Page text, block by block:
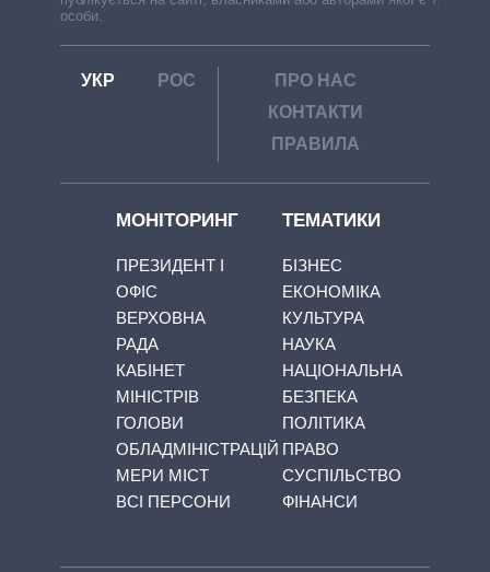
особи.
УКР РОС
ПРО НАС
КОНТАКТИ
ПРАВИЛА
МОНІТОРИНГ
ПРЕЗИДЕНТ І
ОФІС
ВЕРХОВНА
РАДА
КАБІНЕТ
МІНІСТРІВ
ГОЛОВИ
ОБЛАДМІНІСТРАЦІЙ
МЕРИ МІСТ
ВСІ ПЕРСОНИ
ТЕМАТИКИ
БІЗНЕС
ЕКОНОМІКА
КУЛЬТУРА
НАУКА
НАЦІОНАЛЬНА
БЕЗПЕКА
ПОЛІТИКА
ПРАВО
СУСПІЛЬСТВО
ФІНАНСИ